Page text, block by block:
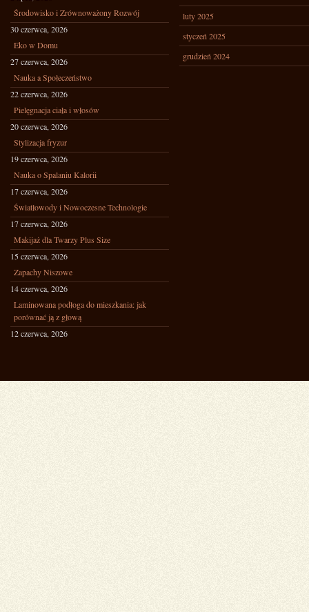
Środowisko i Zrównoważony Rozwój
30 czerwca, 2026
Eko w Domu
27 czerwca, 2026
Nauka a Społeczeństwo
22 czerwca, 2026
Pielęgnacja ciała i włosów
20 czerwca, 2026
Stylizacja fryzur
19 czerwca, 2026
Nauka o Spalaniu Kalorii
17 czerwca, 2026
Światłowody i Nowoczesne Technologie
17 czerwca, 2026
Makijaż dla Twarzy Plus Size
15 czerwca, 2026
Zapachy Niszowe
14 czerwca, 2026
Laminowana podłoga do mieszkania: jak
porównać ją z głową
12 czerwca, 2026
luty 2025
styczeń 2025
grudzień 2024